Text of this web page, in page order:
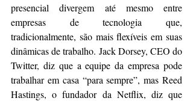
presencial divergem até mesmo entre
empresas de tecnologia que,
tradicionalmente, são mais flexíveis em suas
dinâmicas de trabalho. Jack Dorsey, CEO do
Twitter, diz que a equipe da empresa pode
trabalhar em casa “para sempre”, mas Reed
Hastings, o fundador da Netflix, diz que